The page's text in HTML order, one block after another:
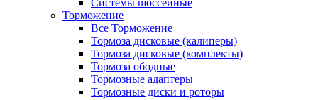
Системы шоссейные
Торможение
Все Торможение
Тормоза дисковые (калиперы)
Тормоза дисковые (комплекты)
Тормоза ободные
Тормозные адаптеры
Тормозные диски и роторы